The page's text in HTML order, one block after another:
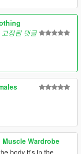
고정된 댓글
Wardrobe
body it's in the